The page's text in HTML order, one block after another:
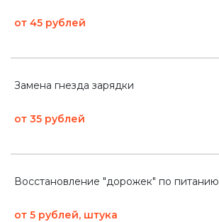
от 45 рублей
Замена гнезда зарядки
от 35 рублей
Восстановление "дорожек" по питанию
от 5 рублей, штука